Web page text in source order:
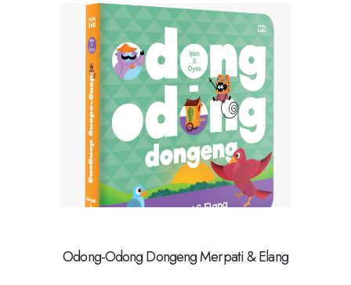
Odong-Odong Dongeng Merpati & Elang